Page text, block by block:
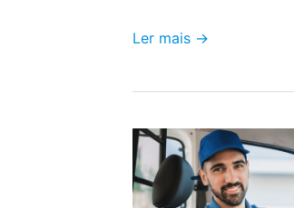
Ler mais →
Como
gerir
as